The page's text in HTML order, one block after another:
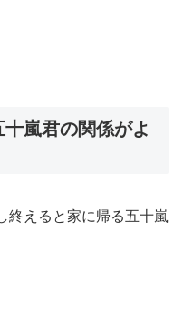
十嵐君の関係がよ
終えると家に帰る五十嵐